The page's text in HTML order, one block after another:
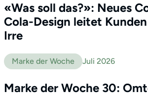
Profil
Leistungen
«Was soll das?»: Neues
Cola-Design leitet
Irre
Marke der Woche Juli 2026
Marke der Woche 30: